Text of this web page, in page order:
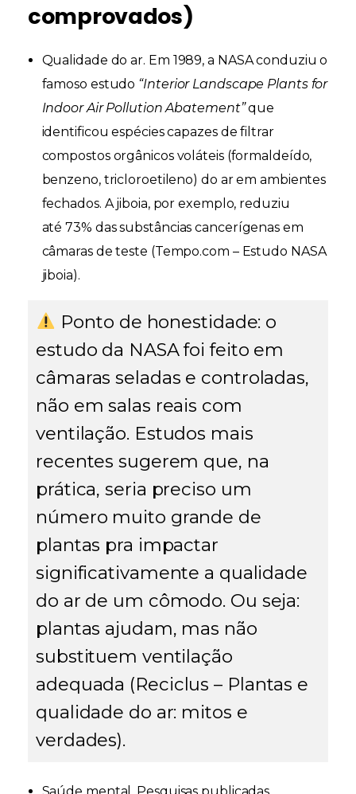
comprovados)
Qualidade do ar. Em 1989, a NASA conduziu o
famoso estudo “Interior Landscape Plants for
Indoor Air Pollution Abatement”que
identificou espécies capazes de filtrar
compostos orgânicos voláteis (formaldeído,
benzeno, tricloroetileno) do ar em ambientes
fechados. A jiboia, por exemplo, reduziu
até73% das substâncias cancerígenas em
câmaras de teste (Tempo.com – Estudo NASA
jiboia).
Ponto de honestidade: o
estudo da NASA foi feito em
câmaras seladas e controladas,
não em salas reais com
ventilação. Estudos mais
recentes sugerem que, na
prática, seria preciso um
número muito grande de
plantas pra impactar
significativamente a qualidade
do ar de um cômodo. Ou seja:
plantas ajudam, mas não
substituem ventilação
adequada (Reciclus – Plantas e
qualidade do ar: mitos e
verdades).